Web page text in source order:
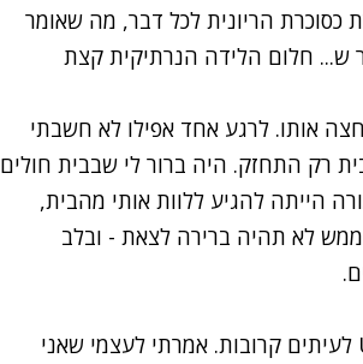
כסוכרת הריונית לכל דבר, מה שאומר
ש... חלום הלידה הנרתיקית קצת
אותו. לרגע אחד אפילו לא חשבתי
רק התחזק. היה ברור לי שבבית חולים
הייתה להגיע ללוות אותי מהבית,
לא תהיה ברירה לצאת - ובלב
המשכתי לעשות בדיקות, מוניטור פעמיים בשבוע ו-US לעיתים קרובות. אמרתי לעצמי שאני